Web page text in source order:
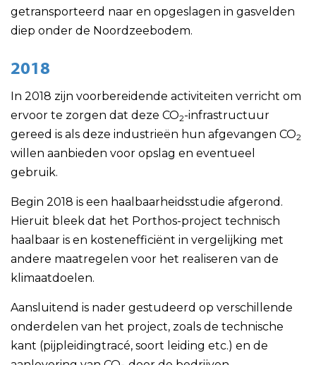
getransporteerd naar en opgeslagen in gasvelden
diep onder de Noordzeebodem.
2018
In 2018 zijn voorbereidende activiteiten verricht om
ervoor te zorgen dat deze CO2-infrastructuur
gereed is als deze industrieën hun afgevangen CO2
willen aanbieden voor opslag en eventueel
gebruik.
Begin 2018 is een haalbaarheidsstudie afgerond.
Hieruit bleek dat het Porthos-project technisch
haalbaar is en kostenefficiënt in vergelijking met
andere maatregelen voor het realiseren van de
klimaatdoelen.
Aansluitend is nader gestudeerd op verschillende
onderdelen van het project, zoals de technische
kant (pijpleidingtracé, soort leiding etc.) en de